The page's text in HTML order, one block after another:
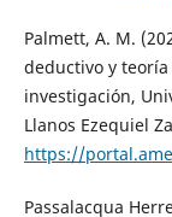
Palmett, A. M.
deductivo y
investigación,
Llanos Ezequiel
https://
Passalacqua